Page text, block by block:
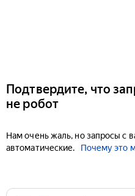
Подтвердите, что
не робот
Нам очень жаль, но запросы с
автоматические.
Почему это